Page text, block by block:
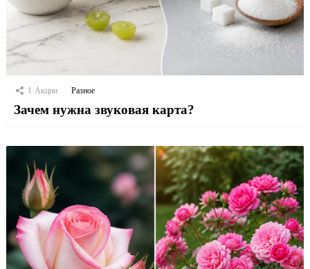
1 Акции Разное
Зачем нужна звуковая карта?